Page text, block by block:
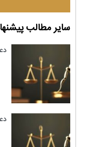
سایر مطالب